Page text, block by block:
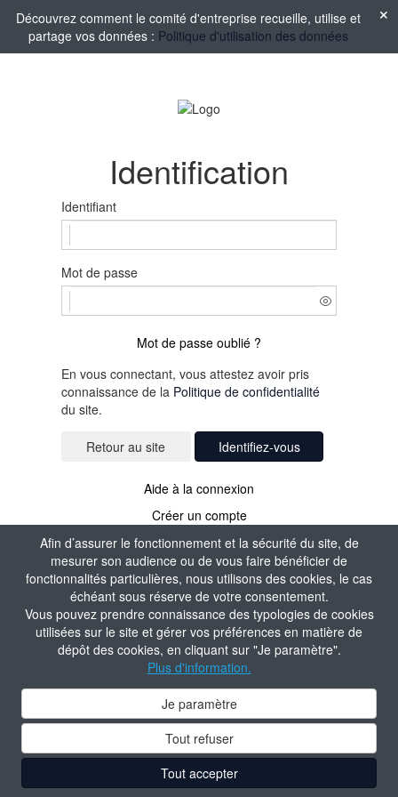
Afin d’assurer le fonctionnement et la sécurité du site, de
mesurer son audience ou de vous faire bénéficier de
fonctionnalités particulières, nous utilisons des cookies, le cas
échéant sous réserve de votre consentement.
Vous pouvez prendre connaissance des typologies de cookies
utilisées sur le site et gérer vos préférences en matière de
dépôt des cookies, en cliquant sur "Je paramètre".
Plus d'information.
Je paramètre
Tout refuser
Tout accepter
Découvrez comment le comité d'entreprise recueille, utilise et
partage vos données : Politique d'utilisation des données
Identification
Identifiant
Mot de passe
Mot de passe oublié ?
En vous connectant, vous attestez avoir pris
connaissance de la Politique de confidentialité
du site.
Identifiez-vous
Aide à la connexion
Créer un compte